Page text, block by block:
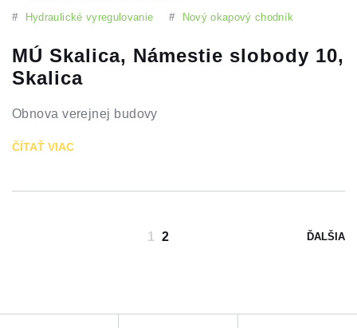
#
Hydraulické vyregulovanie # Nový okapový chodník
MÚ Skalica, Námestie slobody 10,
Skalica
Obnova verejnej budovy
ČÍTAŤ VIAC
1 2 ĎALŠIA